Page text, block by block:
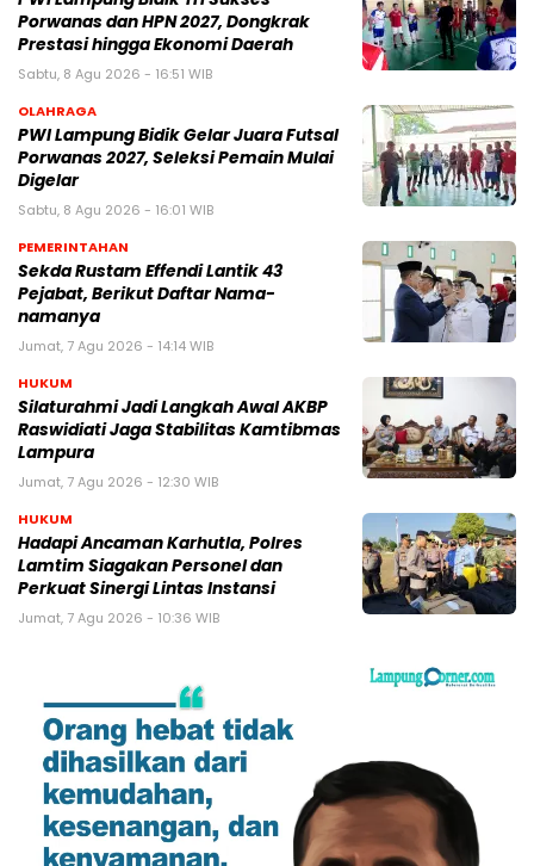
Porwanas dan HPN 2027, Dongkrak
Prestasi hingga Ekonomi Daerah
Sabtu, 8 Agu 2026 - 16:51 WIB
OLAHRAGA
PWI Lampung Bidik Gelar Juara Futsal
Porwanas 2027, Seleksi Pemain Mulai
Digelar
Sabtu, 8 Agu 2026 - 16:01 WIB
PEMERINTAHAN
Sekda Rustam Effendi Lantik 43
Pejabat, Berikut Daftar Nama-
namanya
Jumat, 7 Agu 2026 - 14:14 WIB
HUKUM
Silaturahmi Jadi Langkah Awal AKBP
Raswidiati Jaga Stabilitas Kamtibmas
Lampura
Jumat, 7 Agu 2026 - 12:30 WIB
HUKUM
Hadapi Ancaman Karhutla, Polres
Lamtim Siagakan Personel dan
Perkuat Sinergi Lintas Instansi
Jumat, 7 Agu 2026 - 10:36 WIB